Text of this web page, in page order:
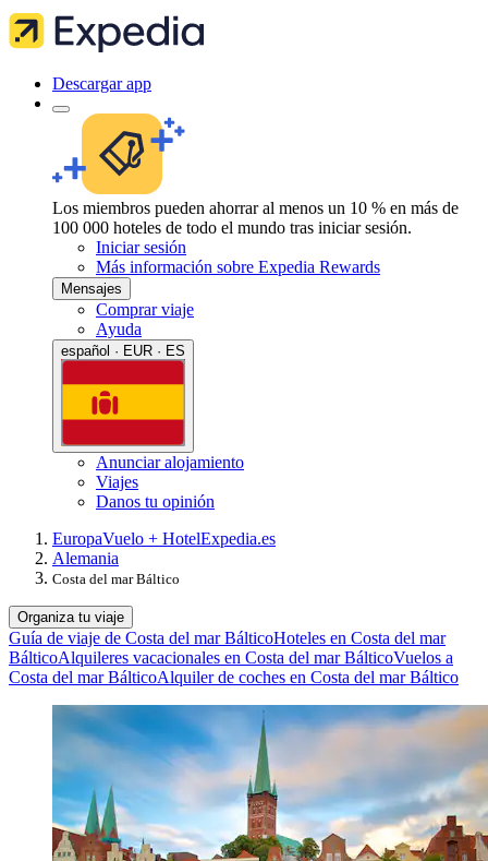
Descargar app
Los miembros pueden ahorrar al menos un 10 % en más de
100 000 hoteles de todo el mundo tras iniciar sesión.
Iniciar sesión
Más información sobre Expedia Rewards
Mensajes
Comprar viaje
Ayuda
español · EUR · ES
Anunciar alojamiento
Viajes
Danos tu opinión
EuropaVuelo + HotelExpedia.es
Alemania
Costa del mar Báltico
Organiza tu viaje
Guía de viaje de Costa del mar BálticoHoteles en Costa del mar
BálticoAlquileres vacacionales en Costa del mar BálticoVuelos a
Costa del mar BálticoAlquiler de coches en Costa del mar Báltico